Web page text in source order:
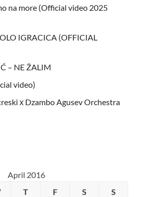
na more (Official video 2025
IGRACICA (OFFICIAL
– NE ŽALIM
video)
х Dzambo Agusev Orchestra
April 2016
T F S S